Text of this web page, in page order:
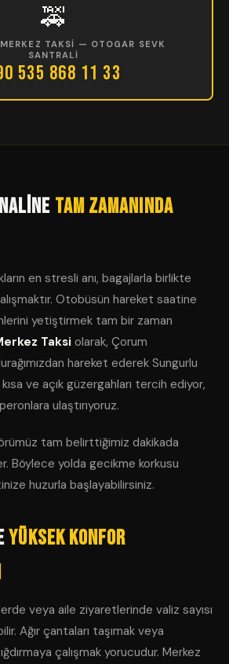
🚕
TAKSI — OTOGAR SEVK
SANTRALI
535 868 11 33
Tam Zamanında
en stresli anı, bagajlarla birlikte
Otobüsün hareket saatine
yetiştirmek tam bir zaman
Taksi olarak, Çorum
hareket ederek Sungurlu
ve açık güzergahları tercih ediyor,
ulaştırıyoruz.
tam belirttiğimiz dakikada
Böylece yolda gecikme korkusu
huzurla başlayabilirsiniz.
Yüksek Konfor
veya aile ziyaretlerinde valiz sayısı
Ağır çantaları taşımak veya
çalışmak yorucudur. Merkez